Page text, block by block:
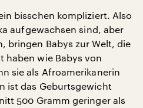
bisschen kompliziert. Also
aufgewachsen sind, aber
bringen Babys zur Welt, die
haben wie Babys von
sie als Afroamerikanerin
ist das Geburtsgewicht
500 Gramm geringer als